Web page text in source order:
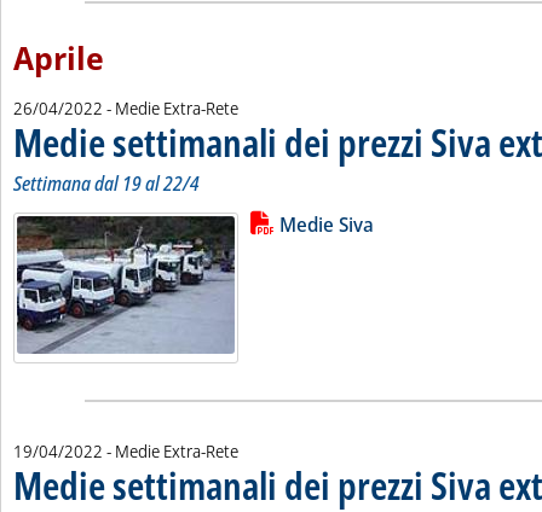
Aprile
26/04/2022 - Medie Extra-Rete
Medie settimanali dei prezzi Siva
Settimana dal 19 al 22/4
Leggi tutta la notizia: 'Medie
Lista allegati PDF alla notizia
Medie Siva
19/04/2022 - Medie Extra-Rete
Medie settimanali dei prezzi Siva